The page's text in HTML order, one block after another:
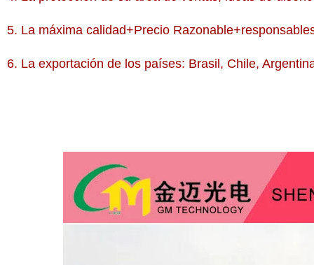
5. La máxima calidad+Precio
6. La exportación de los países: Brasil, Chile,